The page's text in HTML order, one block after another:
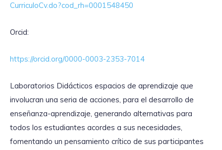
CurriculoCv.do?cod_rh=0001548450
Orcid:
https://orcid.org/0000-0003-2353-7014
Laboratorios Didácticos espacios de aprendizaje que
involucran una seria de acciones, para el desarrollo de
enseñanza-aprendizaje, generando alternativas para
todos los estudiantes acordes a sus necesidades,
fomentando un pensamiento crítico de sus participantes